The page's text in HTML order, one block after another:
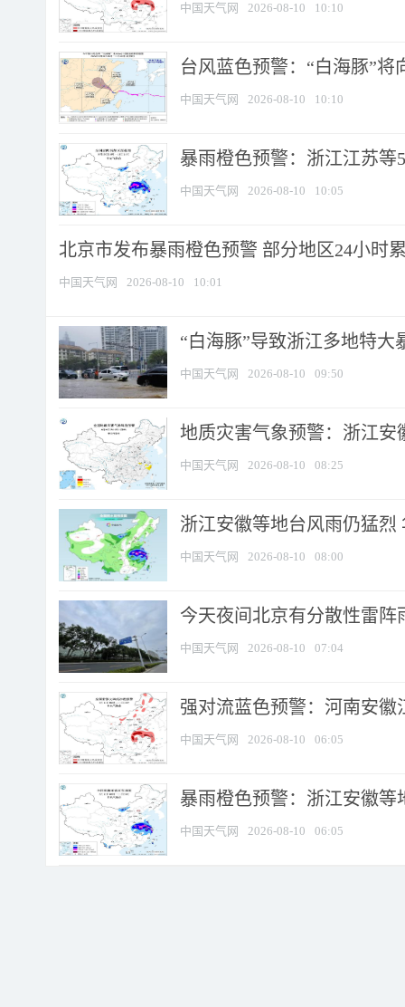
中国天气网 2026-08-10 10:10
台风蓝色预警：“白海豚”
中国天气网 2026-08-10 10:10
暴雨橙色预警：浙江江苏等
中国天气网 2026-08-10 10:05
北京市发布暴雨橙色预警 部分地区24小时
中国天气网 2026-08-10 10:01
“白海豚”导致浙江多地特大
中国天气网 2026-08-10 09:50
地质灾害气象预警：浙江安
中国天气网 2026-08-10 08:25
浙江安徽等地台风雨仍猛烈
中国天气网 2026-08-10 08:00
今天夜间北京有分散性雷
中国天气网 2026-08-10 07:04
强对流蓝色预警：河南安徽
中国天气网 2026-08-10 06:05
暴雨橙色预警：浙江安徽等
中国天气网 2026-08-10 06:05